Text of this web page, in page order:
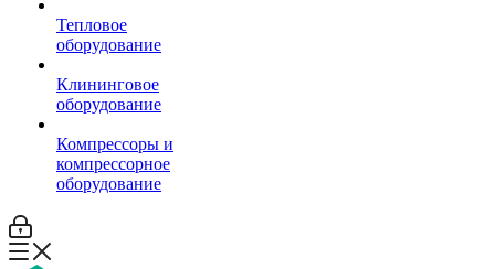
Тепловое
оборудование
Клининговое
оборудование
Компрессоры и
компрессорное
оборудование